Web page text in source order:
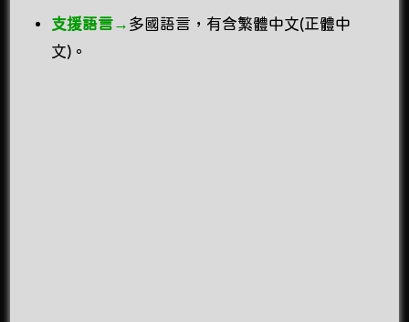
支援語言→ 多國語言，有含繁體中文(正體中
文)。